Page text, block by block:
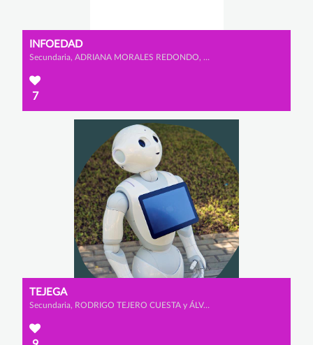
INFOEDAD
Secundaria, ADRIANA MORALES REDONDO, SUSANA VELLÓN MONTES y SOFÍA GIL-MUGARZA GONZÁLEZ
7
TEJEGA
Secundaria, RODRIGO TEJERO CUESTA y ÁLVARO ORTEGA FERNÁNDEZ